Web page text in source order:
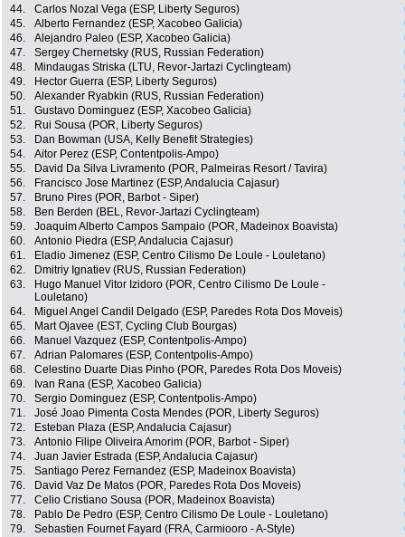
44.
Carlos Nozal Vega (ESP, Liberty Seguros)
45.
Alberto Fernandez (ESP, Xacobeo Galicia)
46.
Alejandro Paleo (ESP, Xacobeo Galicia)
47.
Sergey Chernetsky (RUS, Russian Federation)
48.
Mindaugas Striska (LTU, Revor-Jartazi Cyclingteam)
49.
Hector Guerra (ESP, Liberty Seguros)
50.
Alexander Ryabkin (RUS, Russian Federation)
51.
Gustavo Dominguez (ESP, Xacobeo Galicia)
52.
Rui Sousa (POR, Liberty Seguros)
53.
Dan Bowman (USA, Kelly Benefit Strategies)
54.
Aitor Perez (ESP, Contentpolis-Ampo)
55.
David Da Silva Livramento (POR, Palmeiras Resort / Tavira)
56.
Francisco Jose Martinez (ESP, Andalucia Cajasur)
57.
Bruno Pires (POR, Barbot - Siper)
58.
Ben Berden (BEL, Revor-Jartazi Cyclingteam)
59.
Joaquim Alberto Campos Sampaio (POR, Madeinox Boavista)
60.
Antonio Piedra (ESP, Andalucia Cajasur)
61.
Eladio Jimenez (ESP, Centro Cilismo De Loule - Louletano)
62.
Dmitriy Ignatiev (RUS, Russian Federation)
63.
Hugo Manuel Vitor Izidoro (POR, Centro Cilismo De Loule -
Louletano)
64. Miguel Angel Candil Delgado (ESP, Paredes Rota Dos Moveis)
65.
Mart Ojavee (EST, Cycling Club Bourgas)
66.
Manuel Vazquez (ESP, Contentpolis-Ampo)
67.
Adrian Palomares (ESP, Contentpolis-Ampo)
68.
Celestino Duarte Dias Pinho (POR, Paredes Rota Dos Moveis)
69.
Ivan Rana (ESP, Xacobeo Galicia)
70.
Sergio Dominguez (ESP, Contentpolis-Ampo)
71.
José Joao Pimenta Costa Mendes (POR, Liberty Seguros)
72.
Esteban Plaza (ESP, Andalucia Cajasur)
73.
Antonio Filipe Oliveira Amorim (POR, Barbot - Siper)
74.
Juan Javier Estrada (ESP, Andalucia Cajasur)
75.
Santiago Perez Fernandez (ESP, Madeinox Boavista)
76.
David Vaz De Matos (POR, Paredes Rota Dos Moveis)
77.
Celio Cristiano Sousa (POR, Madeinox Boavista)
78.
Pablo De Pedro (ESP, Centro Cilismo De Loule - Louletano)
79.
Sebastien Fournet Fayard (FRA, Carmiooro - A-Style)